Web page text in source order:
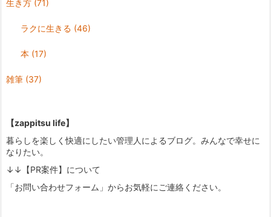
生き方 (71)
ラクに生きる (46)
本 (17)
雑筆 (37)
【zappitsu life】
暮らしを楽しく快適にしたい管理人によるブログ。みんなで幸せに
なりたい。
↓↓【PR案件】について
「お問い合わせフォーム」からお気軽にご連絡ください。